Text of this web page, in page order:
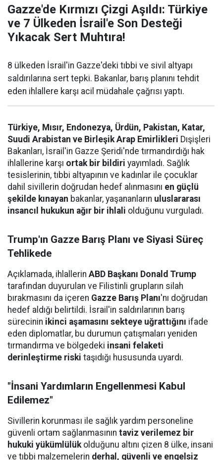
Gazze'de Kırmızı Çizgi Aşıldı: Türkiye
ve 7 Ülkeden İsrail'e Son Desteği
Yıkacak Sert Muhtıra!
8 ülkeden İsrail'in Gazze'deki tıbbi ve sivil altyapı
saldırılarına sert tepki. Bakanlar, barış planını tehdit
eden ihlallere karşı acil müdahale çağrısı yaptı.
Türkiye, Mısır, Endonezya, Ürdün, Pakistan, Katar,
Suudi Arabistan ve Birleşik Arap Emirlikleri Dışişleri
Bakanları, İsrail'in Gazze Şeridi'nde tırmandırdığı hak
ihlallerine karşı ortak bir bildiri yayımladı. Sağlık
tesislerinin, tıbbi altyapının ve kadınlar ile çocuklar
dahil sivillerin doğrudan hedef alınmasını en güçlü
şekilde kınayan bakanlar, yaşananların uluslararası
insancıl hukukun ağır bir ihlali olduğunu vurguladı.
Trump'ın Gazze Barış Planı ve Siyasi Süreç
Tehlikede
Açıklamada, ihlallerin ABD Başkanı Donald Trump
tarafından duyurulan ve Filistinli grupların silah
bırakmasını da içeren Gazze Barış Planı'nı doğrudan
hedef aldığı belirtildi. İsrail'in saldırılarının barış
sürecinin ikinci aşamasını sekteye uğrattığını ifade
eden diplomatlar, bu durumun çatışmaları yeniden
tırmandırma ve bölgedeki insani felaketi
derinleştirme riski taşıdığı hususunda uyardı.
"İnsani Yardımların Engellenmesi Kabul
Edilemez"
Sivillerin korunması ile sağlık yardım personeline
güvenli ortam sağlanmasının taviz verilemez bir
hukuki yükümlülükolduğunu altını çizen 8 ülke, insani
ve tıbbi malzemelerin derhal, güvenli ve engelsiz